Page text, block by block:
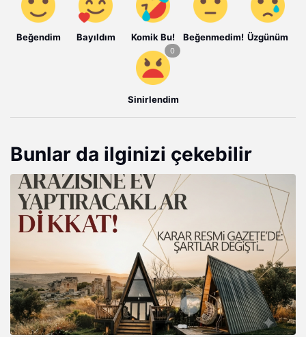
Beğendim Bayıldım Komik Bu! Beğenmedim! Üzgünüm
Sinirlendim
Bunlar da ilginizi çekebilir